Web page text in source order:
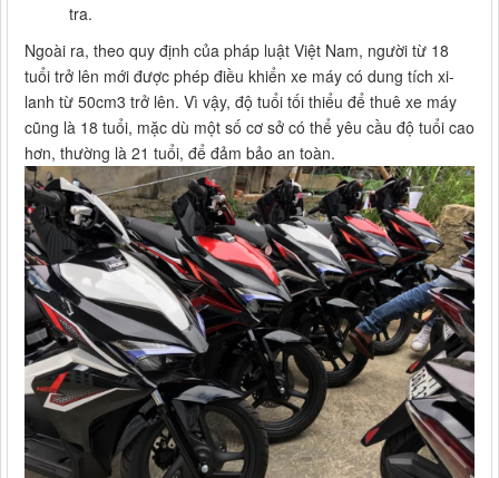
tra.
Ngoài ra, theo quy định của pháp luật Việt Nam, người từ 18
tuổi trở lên mới được phép điều khiển xe máy có dung tích xi-
lanh từ 50cm3 trở lên. Vì vậy, độ tuổi tối thiểu để thuê xe máy
cũng là 18 tuổi, mặc dù một số cơ sở có thể yêu cầu độ tuổi cao
hơn, thường là 21 tuổi, để đảm bảo an toàn.